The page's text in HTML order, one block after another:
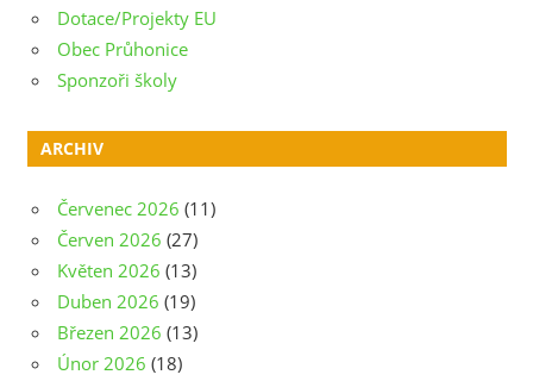
Dotace/Projekty EU
Obec Průhonice
Sponzoři školy
ARCHIV
Červenec 2026 (11)
Červen 2026 (27)
Květen 2026 (13)
Duben 2026 (19)
Březen 2026 (13)
Únor 2026 (18)